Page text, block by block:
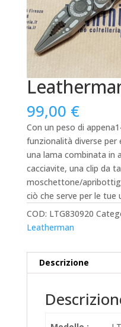
99,00 €
Con un peso di
funzionalità diverse per
una lama combinata in
cacciavite, una clip da
moschettone/
ciò che serve per le tue
COD: LTG830920
Leatherman
Descrizione